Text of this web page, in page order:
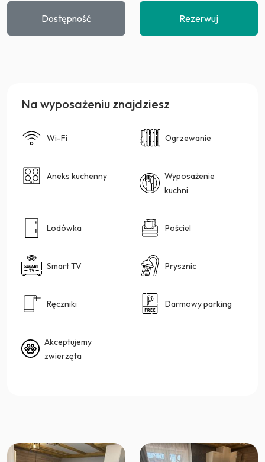
Dostępność Rezerwuj
Na wyposażeniu znajdziesz
Wi-Fi Ogrzewanie
Aneks kuchenny
Wyposażenie
kuchni
Lodówka Pościel
Smart TV Prysznic
Ręczniki Darmowy parking
Akceptujemy
zwierzęta